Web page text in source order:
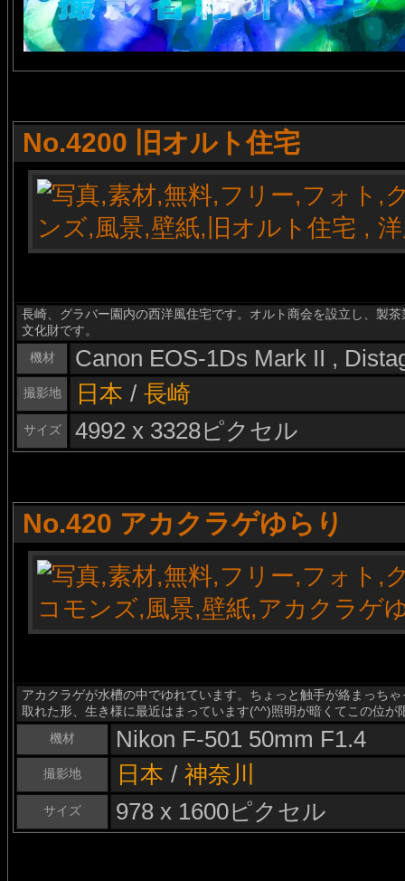
No.4200 旧オルト住宅
長崎、グラバー園内の西洋風住宅です。オルト商会を設立し、製
文化財です。
機材
Canon EOS-1Ds Mark II ,
撮影地 日本 / 長崎
サイズ 4992 x 3328ピクセル
No.420 アカクラゲゆらり
アカクラゲが水槽の中でゆれています。ちょっと触手が絡まっち
取れた形、生き様に最近はまっています(^^)照明が暗くてこの位
機材
Nikon F-501 50mm F1.4
撮影地 日本 / 神奈川
サイズ 978 x 1600ピクセル